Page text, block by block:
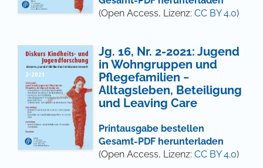
(Open Access, Lizenz: CC BY 4.0)
Jg. 16, Nr. 2-2021: Jugend
in Wohngruppen und
Pflegefamilien −
Alltagsleben, Beteiligung
und Leaving Care
Printausgabe bestellen
Gesamt-PDF herunterladen
(Open Access, Lizenz: CC BY 4.0)